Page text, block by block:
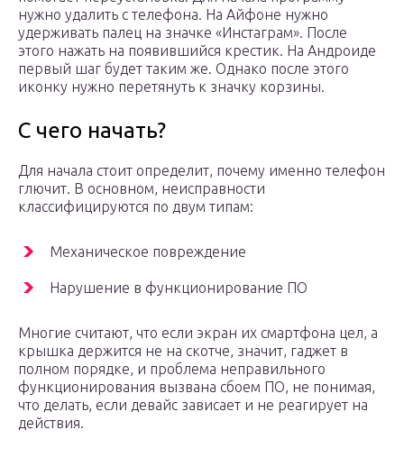
нужно удалить с телефона. На Айфоне нужно
удерживать палец на значке «Инстаграм». После
этого нажать на появившийся крестик. На Андроиде
первый шаг будет таким же. Однако после этого
иконку нужно перетянуть к значку корзины.
С чего начать?
Для начала стоит определит, почему именно телефон
глючит. В основном, неисправности
классифицируются по двум типам:
Механическое повреждение
Нарушение в функционирование ПО
Многие считают, что если экран их смартфона цел, а
крышка держится не на скотче, значит, гаджет в
полном порядке, и проблема неправильного
функционирования вызвана сбоем ПО, не понимая,
что делать, если девайс зависает и не реагирует на
действия.